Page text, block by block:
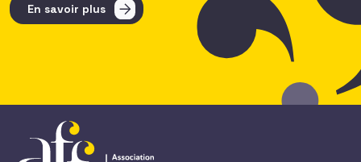
En savoir plus